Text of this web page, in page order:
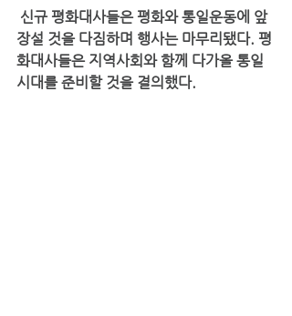
장설 것을 다짐하며 행사는 마무리됐다. 평
화대사들은 지역사회와 함께 다가올 통일
시대를 준비할 것을 결의했다.